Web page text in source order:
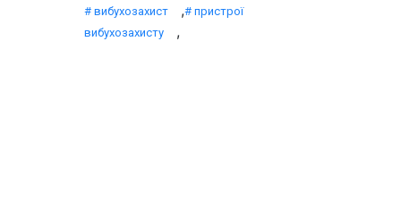
вибухозахист ,
пристрої
вибухозахисту
,